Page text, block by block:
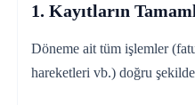
1. Kayıtların
Döneme ait tüm işlemler
hareketleri vb.) doğru